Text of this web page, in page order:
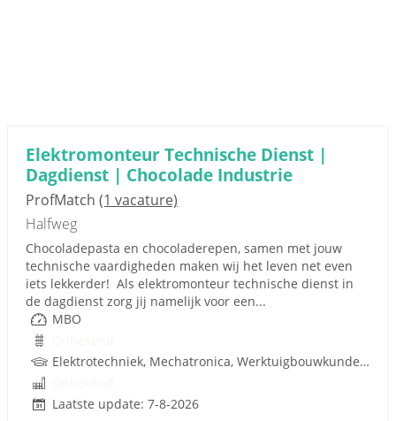
Elektromonteur Technische Dienst |
Dagdienst | Chocolade Industrie
ProfMatch (1 vacature)
Halfweg
Chocoladepasta en chocoladerepen, samen met jouw
technische vaardigheden maken wij het leven net even
iets lekkerder! Als elektromonteur technische dienst in
de dagdienst zorg jij namelijk voor een...
MBO
Elektrotechniek, Mechatronica, Werktuigbouwkunde, Besturingstechniek, Techniek
Laatste update: 7-8-2026